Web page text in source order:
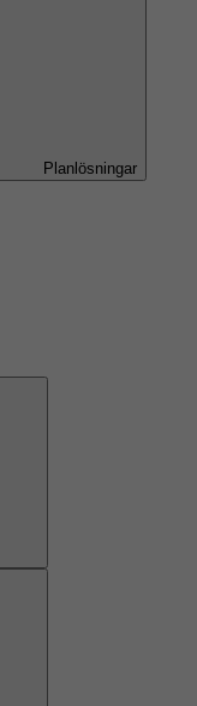
Planlösningar